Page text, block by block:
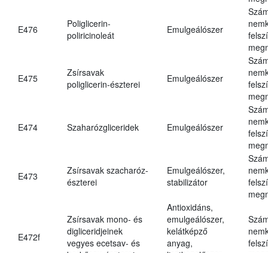
E476
Poliglicerin-
poliricinoleát
Emulgeálószer
E475
Zsírsavak
poliglicerin-észterei
Emulgeálószer
E474 Szaharózgliceridek Emulgeálószer
E473
Zsírsavak szacharóz-
észterei
Emulgeálószer,
stabilizátor
E472f
Zsírsavak mono- és
digliceridjeinek
vegyes ecetsav- és
Antioxidáns,
emulgeálószer,
kelátképző
anyag,